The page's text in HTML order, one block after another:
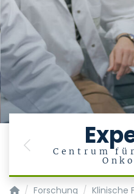
Centrum
Previous
Klinik für Hämatologie,
Forschung
Klinische